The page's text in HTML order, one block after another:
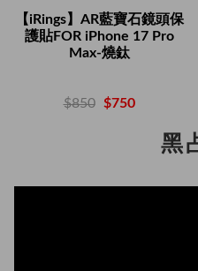
【iRings】AR藍寶石鏡頭保
護貼FOR iPhone 17 Pro
Max-燒鈦
$850 $750
黑